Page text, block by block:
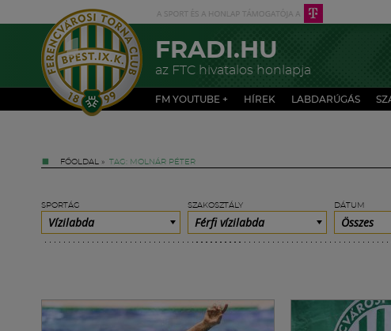
FRADI.HU
az FTC hivatalos honlapja
FM YOUTUBE + HÍREK LABDARÚGÁS
FŐOLDAL » TAG: MOLNÁR PÉTER
SPORTÁG
Vízilabda
SZAKOSZTÁLY
Férfi vízilabda
DÁTUM
Összes